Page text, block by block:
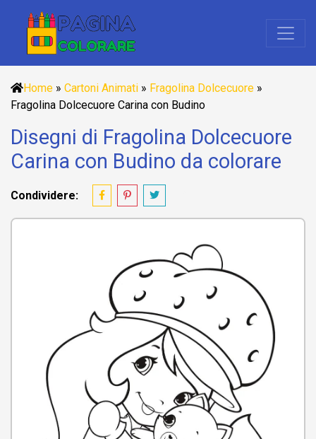
Home » Cartoni Animati » Fragolina Dolcecuore »
Fragolina Dolcecuore Carina con Budino
Disegni di Fragolina Dolcecuore
Carina con Budino da colorare
Condividere: